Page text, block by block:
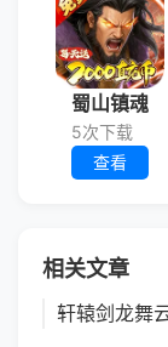
蜀山镇魂
5次下载
查看
相关文章
轩辕剑龙舞